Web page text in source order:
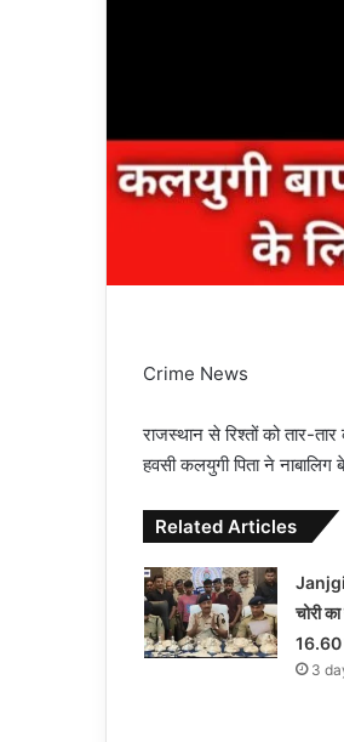
Crime News
राजस्थान से रिश्तों को तार-
हवसी कलयुगी पिता ने
Related Articles
चोरी
16.60
3